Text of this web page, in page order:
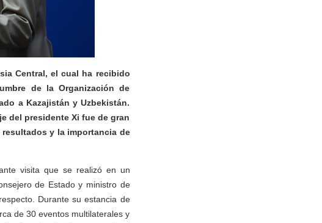
Central, el cual ha recibido
de la Organización de
a Kazajistán y Uzbekistán.
del presidente Xi fue de gran
y la importancia de
visita que se realizó en un
de Estado y ministro de
Durante su estancia de
de 30 eventos multilaterales y